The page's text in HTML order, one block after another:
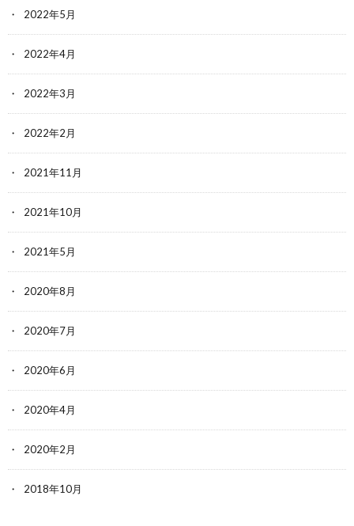
2022年5月
2022年4月
2022年3月
2022年2月
2021年11月
2021年10月
2021年5月
2020年8月
2020年7月
2020年6月
2020年4月
2020年2月
2018年10月